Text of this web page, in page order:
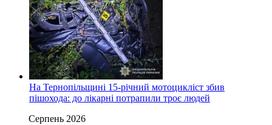
На Тернопільщині 15-річний мотоцикліст збив
пішохода: до лікарні потрапили троє людей
Серпень 2026